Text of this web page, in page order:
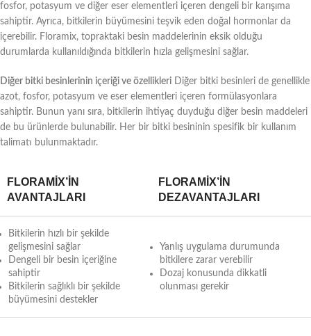
fosfor, potasyum ve diğer eser elementleri içeren dengeli bir karışıma
sahiptir. Ayrıca, bitkilerin büyümesini teşvik eden doğal hormonlar da
içerebilir. Floramix, topraktaki besin maddelerinin eksik olduğu
durumlarda kullanıldığında bitkilerin hızla gelişmesini sağlar.
Diğer bitki besinlerinin içeriği ve özellikleri Diğer bitki besinleri de genellikle
azot, fosfor, potasyum ve eser elementleri içeren formülasyonlara
sahiptir. Bunun yanı sıra, bitkilerin ihtiyaç duyduğu diğer besin maddeleri
de bu ürünlerde bulunabilir. Her bir bitki besininin spesifik bir kullanım
talimatı bulunmaktadır.
FLORAMIX’IN
AVANTAJLARI
FLORAMIX’IN
DEZAVANTAJLARI
Bitkilerin hızlı bir şekilde
gelişmesini sağlar
Dengeli bir besin içeriğine
sahiptir
Bitkilerin sağlıklı bir şekilde
büyümesini destekler
Yanlış uygulama durumunda
bitkilere zarar verebilir
Dozaj konusunda dikkatli
olunması gerekir